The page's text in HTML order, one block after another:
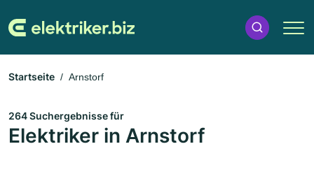
Startseite Arnstorf
264 Suchergebnisse für
Elektriker in Arnstorf